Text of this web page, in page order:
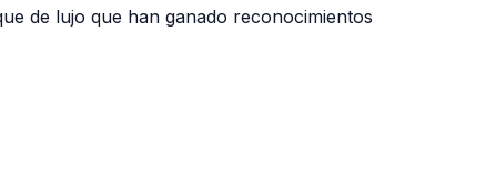
de lujo que han ganado reconocimientos